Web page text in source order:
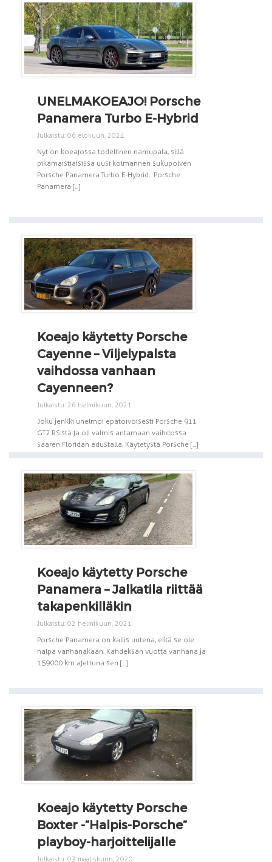
UNELMAKOEAJO! Porsche
Panamera Turbo E-Hybrid
Julkaistu: 06 elokuun, 2024
Nyt on koeajossa todellinen namupala, sillä
pikamaistiaisissa uusi kolmannen sukupolven
Porsche Panamera Turbo E-Hybrid. Porsche
Panamera [...]
Koeajo käytetty Porsche
Cayenne – Viljelypalsta
vaihdossa vanhaan
Cayenneen?
Julkaistu: 26 helmikuun, 2021
Joku jenkki unelmoi epätoivoisesti Porsche 911
GT2 RS:stä ja oli valmis antamaan vaihdossa
saaren Floridan edustalla. Käytetystä Porsche [...]
Koeajo käytetty Porsche
Panamera – Jalkatila riittää
takapenkilläkin
Julkaistu: 02 helmikuun, 2021
Porsche Panamera on kallis uutena, eikä se ole
halpa vanhanakaan. Kahdeksan vuotta vanhana ja
159 000 km ajettuna sen [...]
Koeajo käytetty Porsche
Boxter -”Halpis-Porsche”
playboy-harjoittelijalle
Julkaistu: 03 maaliskuun, 2020